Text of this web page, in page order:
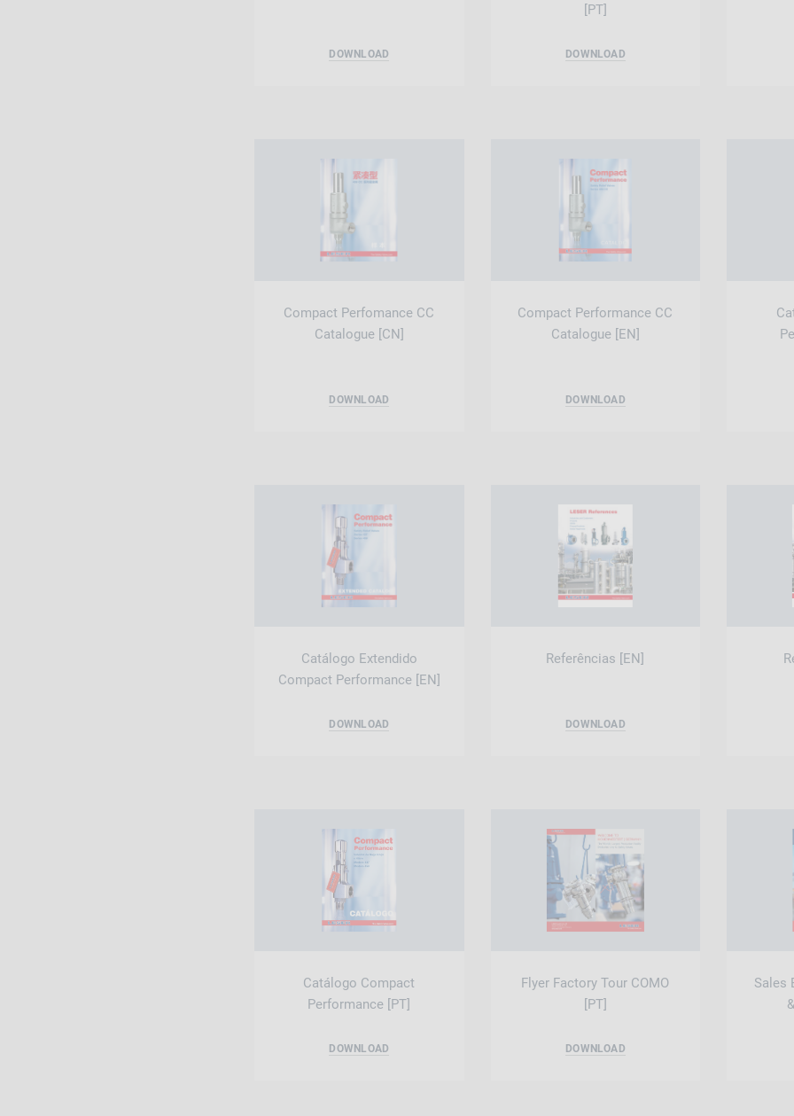
DOWNLOAD
[PT]
DOWNLOAD
Compact Perfomance CC
Catalogue [CN]
DOWNLOAD
Compact Performance CC
Catalogue [EN]
DOWNLOAD
Catálogo Extendido
Compact Performance [EN]
DOWNLOAD
Referências [EN]
DOWNLOAD
Catálogo Compact
Performance [PT]
DOWNLOAD
Flyer Factory Tour COMO
[PT]
DOWNLOAD
Sales